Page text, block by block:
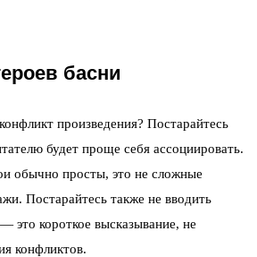
басни
произведения? Постарайтесь
будет проще себя ассоциировать.
обычно просты, это не сложные
Постарайтесь также не вводить
это короткое высказывание, не
конфликтов.